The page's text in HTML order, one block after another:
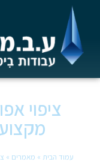
ציפוי
עמוד הבית»מאמרים»